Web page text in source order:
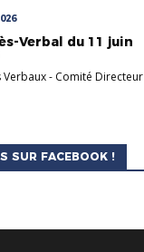
Verbal du 11 juin
Verbaux- Comité Directeur
SUR FACEBOOK !